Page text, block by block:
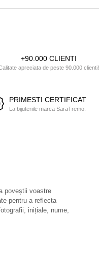
+90.000 CLIENTI
apreciata de peste 90.000 clienti!
PRIMESTI CERTIFICAT
La bijuteriile marca SaraTremo.
poveștii voastre
pentru a reflecta
inițiale, nume,